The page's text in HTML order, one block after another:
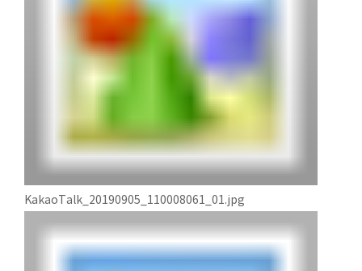
KakaoTalk_20190905_110008061_01.jpg